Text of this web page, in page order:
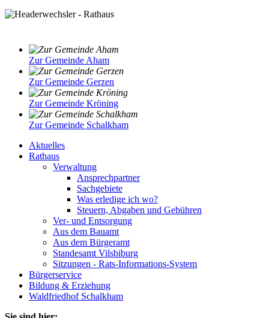
Zur Gemeinde Aham
Zur Gemeinde Gerzen
Zur Gemeinde Kröning
Zur Gemeinde Schalkham
Aktuelles
Rathaus
Verwaltung
Ansprechpartner
Sachgebiete
Was erledige ich wo?
Steuern, Abgaben und Gebühren
Ver- und Entsorgung
Aus dem Bauamt
Aus dem Bürgeramt
Standesamt Vilsbiburg
Sitzungen - Rats-Informations-System
Bürgerservice
Bildung & Erziehung
Waldfriedhof Schalkham